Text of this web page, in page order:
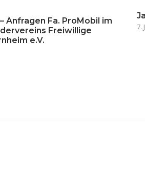
Anfragen Fa. ProMobil im
Freiwillige
e.V.
7.